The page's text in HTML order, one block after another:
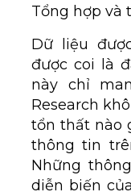
Tổng hợp và
Dữ liệu
được coi là
này chỉ
Research
tổn thất nào
thông tin
Những
diễn biến